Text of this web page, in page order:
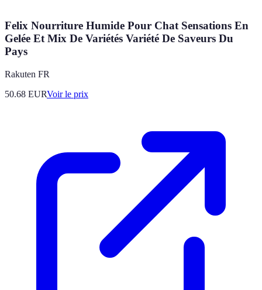
Felix Nourriture Humide Pour Chat Sensations En
Gelée Et Mix De Variétés Variété De Saveurs Du
Pays
Rakuten FR
50.68 EURVoir le prix